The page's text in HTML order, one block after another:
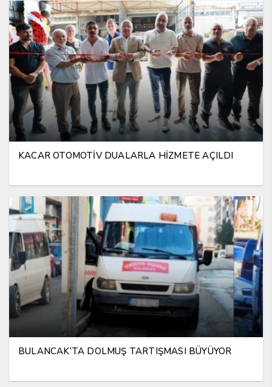
KACAR OTOMOTİV DUALARLA HİZMETE AÇILDI
BULANCAK’TA DOLMUŞ TARTIŞMASI BÜYÜYOR